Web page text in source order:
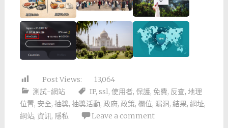
Post Views:
13,064
測試-網站
IP, ssl, 使用者, 保護, 免費, 反查, 地理
位置, 安全, 抽獎, 抽獎活動, 政府, 政策, 欄位, 漏洞, 結果, 網址,
網站, 資訊, 隱私 Leave a comment